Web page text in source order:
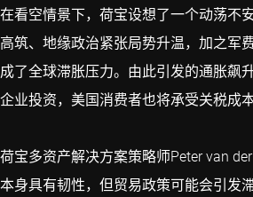
在看空情景下，荷宝设想了一个动荡不
高筑、地缘政治紧张局势升温，加之军
成了全球滞胀压力。由此引发的通胀飙
企业投资，美国消费者也将承受关税成
荷宝多资产解决方案策略师Peter van
本身具有韧性，但贸易政策可能会引发